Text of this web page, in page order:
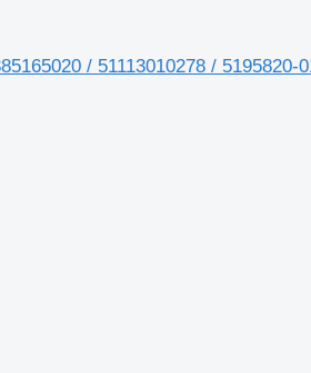
/ 51113010278 /